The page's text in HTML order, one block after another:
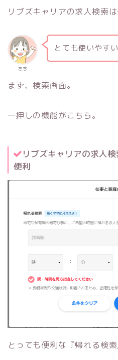
リブズキャリアの求人検索
さち
とても使いやすい
まず、検索画面。
一押しの機能がこちら。
リブズキャリアの求人
便利
とっても便利な『帰れる検